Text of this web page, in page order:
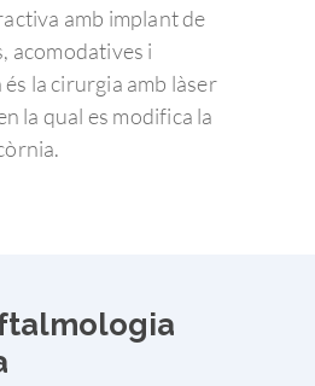
amb implant de
acomodatives i
la cirurgia amb làser
la qual es modifica la